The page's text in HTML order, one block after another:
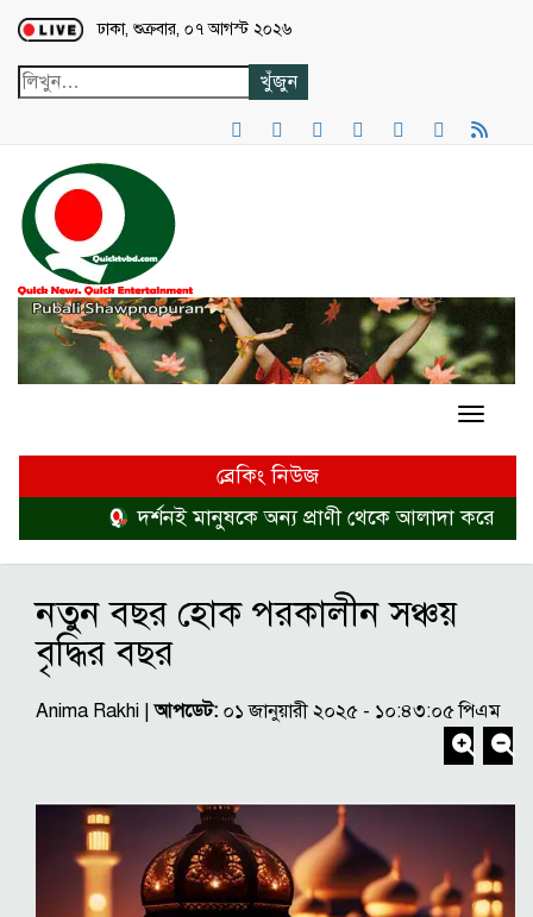
Loading...
ঢাকা, শুক্রবার, ০৭ আগস্ট ২০২৬
ব্রেকিং নিউজ
দর্শনই মানুষকে অন্য প্রাণী থেকে আলাদা করে
নতুন বছর হোক পরকালীন সঞ্চয়
বৃদ্ধির বছর
Anima Rakhi |আপডেট: ০১ জানুয়ারী ২০২৫ - ১০:৪৩:০৫ পিএম